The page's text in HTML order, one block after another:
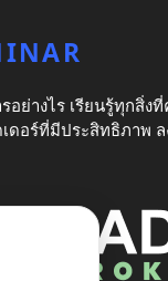
อย่างไร เรียนรู้ทุกสิ่ง
ดอร์ที่มีประสิทธิภาพ ล